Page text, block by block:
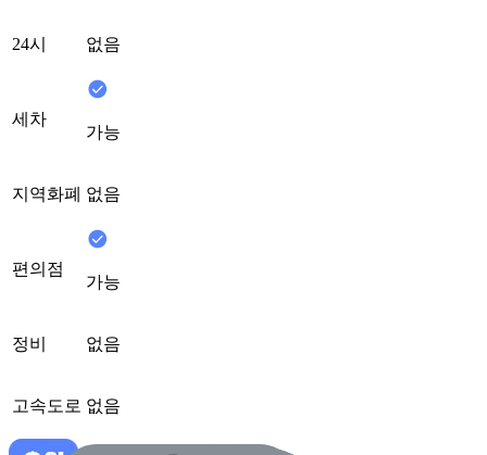
24시 없음
세차
가능
지역화폐 없음
편의점
가능
정비 없음
고속도로 없음